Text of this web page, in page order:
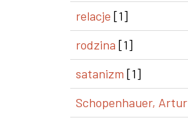
relacje [1]
rodzina [1]
satanizm [1]
Schopenhauer, Artur